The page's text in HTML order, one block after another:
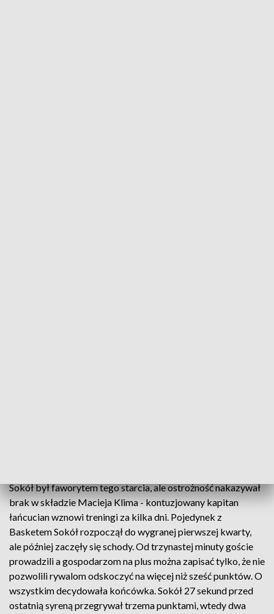
Sokół był faworytem tego starcia, ale ostrożność nakazywał
brak w składzie Macieja Klima - kontuzjowany kapitan
łańcucian wznowi treningi za kilka dni. Pojedynek z
Basketem Sokół rozpoczął do wygranej pierwszej kwarty,
ale później zaczęły się schody. Od trzynastej minuty goście
prowadzili a gospodarzom na plus można zapisać tylko, że nie
pozwolili rywalom odskoczyć na więcej niż sześć punktów. O
wszystkim decydowała końcówka. Sokół 27 sekund przed
ostatnią syreną przegrywał trzema punktami, wtedy dwa